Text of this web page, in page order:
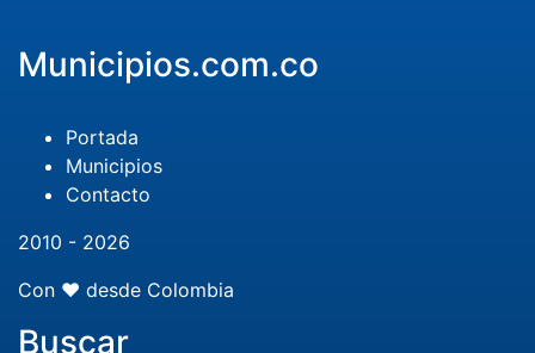
Municipios.com.co
Portada
Municipios
Contacto
2010 - 2026
Con ❤️ desde Colombia
Buscar